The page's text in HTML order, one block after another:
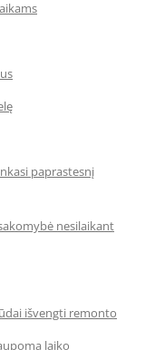
paprastesnį
nesilaikant
išvengti remonto
laiko